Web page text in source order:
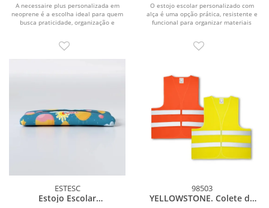
A necessaire plus personalizada em
neoprene é a escolha ideal para quem
busca praticidade, organização e
O estojo escolar personalizado com
alça é uma opção prática, resistente e
funcional para organizar materiais
ESTESC
Estojo Escolar
98503
YELLOWSTONE. Colete de